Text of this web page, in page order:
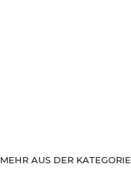
MEHR AUS DER KATEGORIE